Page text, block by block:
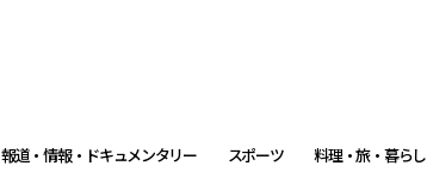
報道・情報・ドキュメンタリー スポーツ 料理・旅・暮らし